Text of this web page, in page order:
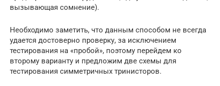
вызывающая сомнение).
Необходимо заметить, что данным способом не всегда
удается достоверно проверку, за исключением
тестирования на «пробой», поэтому перейдем ко
второму варианту и предложим две схемы для
тестирования симметричных тринисторов.